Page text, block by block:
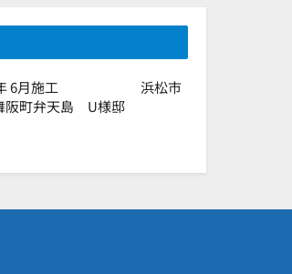
年 6月施工 浜松市
阪町弁天島 U様邸